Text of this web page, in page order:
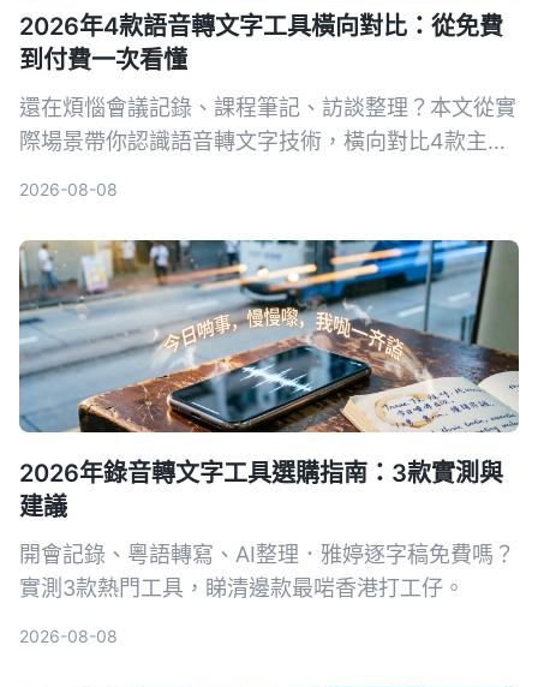
2026年4款語音轉文字工具橫向對比：從免費
到付費一次看懂
還在煩惱會議記錄、課程筆記、訪談整理？本文從實
際場景帶你認識語音轉文字技術，橫向對比4款主流
2026-08-08
2026年錄音轉文字工具選購指南：3款實測與
建議
開會記錄、粵語轉寫、AI整理．雅婷逐字稿免費嗎？
實測3款熱門工具，睇清邊款最啱香港打工仔。
2026-08-08